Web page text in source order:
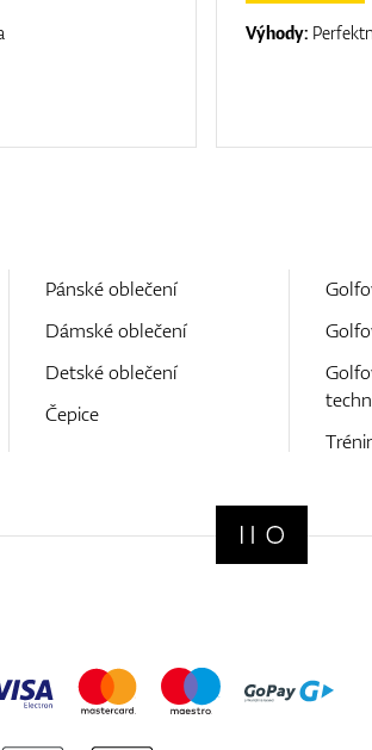
Výhody:
Pánské oblečení
Dámské oblečení
Detské oblečení
Čepice